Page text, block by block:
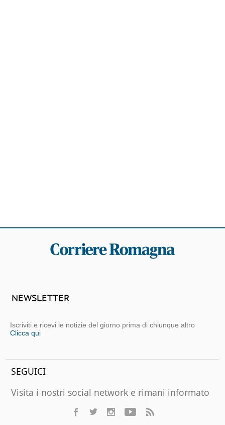
NEWSLETTER
Iscriviti e ricevi le notizie del giorno prima di chiunque altro
Clicca qui
SEGUICI
Visita i nostri social network e rimani informato